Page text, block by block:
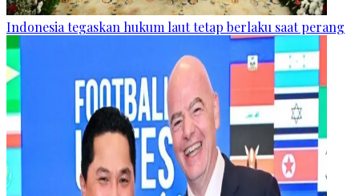
Indonesia tegaskan hukum laut tetap berlaku saat perang